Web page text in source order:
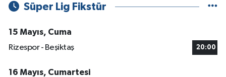
Süper Lig Fikstür
15 Mayıs, Cuma
Rizespor - Beşiktaş
20:00
16 Mayıs, Cumartesi